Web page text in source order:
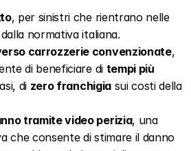
, per sinistri che rientrano nelle
normativa italiana.
carrozzerie convenzionate,
di beneficiare di tempi più
di zero franchigia sui costi della
tramite video perizia, una
che consente di stimare il danno